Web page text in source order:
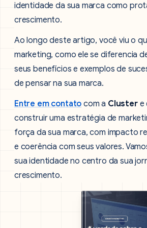
identidade da sua marca como
crescimento.
Ao longo deste artigo, você viu o
marketing, como ele se diferencia
seus benefícios e exemplos de
de pensar na sua marca.
Entre em contato com a Clustere
construir uma estratégia de
força da sua marca, com impacto
e coerência com seus valores.
sua identidade no centro da sua
crescimento.